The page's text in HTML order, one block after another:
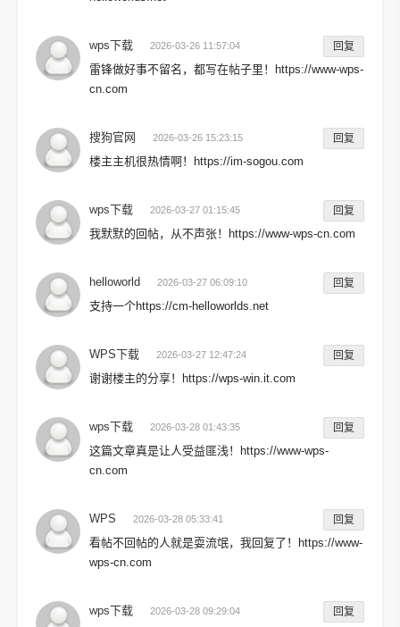
wps下载 2026-03-26 11:57:04 回复
雷锋做好事不留名，都写在帖子里！https://www-wps-
cn.com
搜狗官网 2026-03-26 15:23:15 回复
楼主主机很热情啊！https://im-sogou.com
wps下载 2026-03-27 01:15:45 回复
我默默的回帖，从不声张！https://www-wps-cn.com
helloworld 2026-03-27 06:09:10 回复
支持一个https://cm-helloworlds.net
WPS下载 2026-03-27 12:47:24 回复
谢谢楼主的分享！https://wps-win.it.com
wps下载 2026-03-28 01:43:35 回复
这篇文章真是让人受益匪浅！https://www-wps-
cn.com
WPS 2026-03-28 05:33:41 回复
看帖不回帖的人就是耍流氓，我回复了！https://www-
wps-cn.com
wps下载 2026-03-28 09:29:04 回复